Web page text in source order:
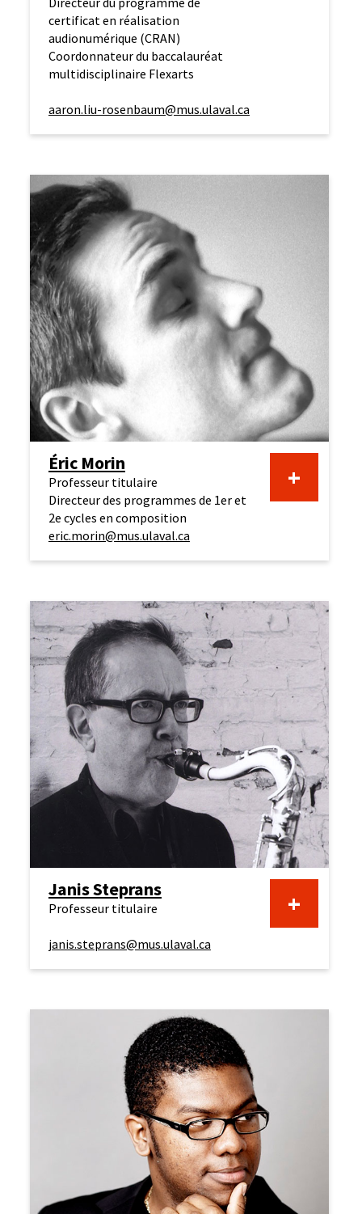
certificat en réalisation
audionumérique (CRAN)
Coordonnateur du baccalauréat
multidisciplinaire Flexarts
aaron.liu-rosenbaum@mus.ulaval.ca
Éric Morin
Professeur titulaire
Directeur des programmes de 1er et
2e cycles en composition
eric.morin@mus.ulaval.ca
+
Janis Steprans
Professeur titulaire
janis.steprans@mus.ulaval.ca
+